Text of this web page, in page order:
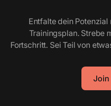
Entfalte dein
Trainingsplan. Strebe
Fortschritt. Sei Teil von
Join